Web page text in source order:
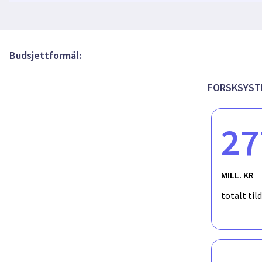
Academic Assessment Reform - NOR-CAM in
Følgeforskning på reformer i
Research Project on CoARA implementation
Budsjettformål:
MILL. KR
totalt